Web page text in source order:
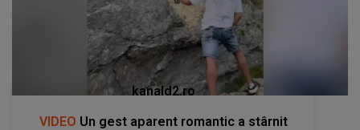
kanald2.ro
VIDEO Un gest aparent romantic a stârnit